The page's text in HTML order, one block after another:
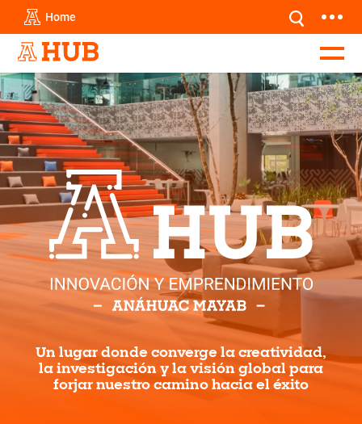
Home
Un lugar donde converge la creatividad,
la investigación y la visión global para
forjar nuestro camino hacia el éxito